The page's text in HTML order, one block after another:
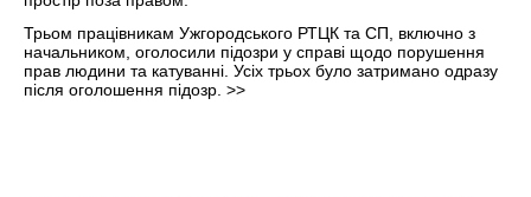
Трьом працівникам Ужгородського РТЦК та СП, включно з
начальником, оголосили підозри у справі щодо порушення
прав людини та катуванні. Усіх трьох було затримано одразу
після оголошення підозр. >>